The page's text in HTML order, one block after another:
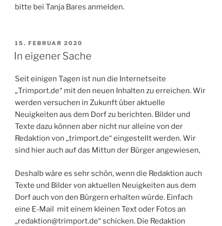
bitte bei Tanja Bares anmelden.
VERÖFFENTLICHT
AM
15. FEBRUAR 2020
In eigener Sache
Seit einigen Tagen ist nun die Internetseite
„Trimport.de“ mit den neuen Inhalten zu erreichen. Wir
werden versuchen in Zukunft über aktuelle
Neuigkeiten aus dem Dorf zu berichten. Bilder und
Texte dazu können aber nicht nur alleine von der
Redaktion von „trimport.de“ eingestellt werden. Wir
sind hier auch auf das Mittun der Bürger angewiesen,
Deshalb wäre es sehr schön, wenn die Redaktion auch
Texte und Bilder von aktuellen Neuigkeiten aus dem
Dorf auch von den Bürgern erhalten würde. Einfach
eine E-Mail mit einem kleinen Text oder Fotos an
„redaktion@trimport.de“ schicken. Die Redaktion